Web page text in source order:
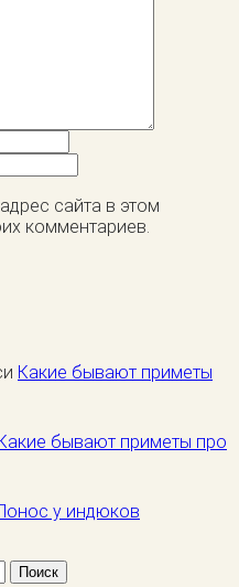
сайта в этом
комментариев.
Какие бывают приметы
бывают приметы про
у индюков